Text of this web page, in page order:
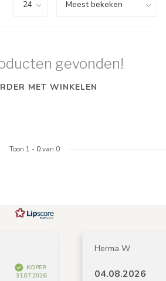
gevonden!
MET WINKELEN
Toon 1 - 0van 0
KOPER
31.07.2026
Herma W
04.08.2026